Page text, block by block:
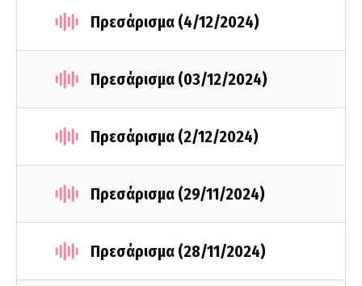
Πρεσάρισμα (4/12/2024)
Πρεσάρισμα (03/12/2024)
Πρεσάρισμα (2/12/2024)
Πρεσάρισμα (29/11/2024)
Πρεσάρισμα (28/11/2024)